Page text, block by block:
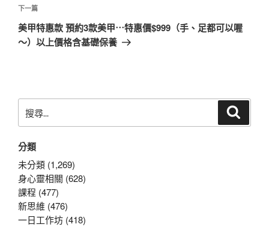
章
下
一
篇
下一篇
美甲特惠款 預約3款美甲⋯特惠價$999（手、足都可以喔
～）以上價格含基礎保養
尋
鍵
字:
分類
未分類 (1,269)
身心靈相關 (628)
課程 (477)
新思維 (476)
一日工作坊 (418)